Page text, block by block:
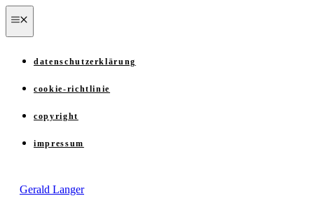
Zum
Inhalt
springen
datenschutzerklärung
cookie-richtlinie
copyright
impressum
Gerald Langer